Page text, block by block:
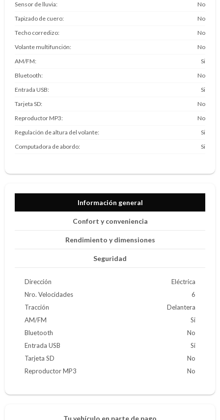
Sensor de lluvia
No
Tapizado de cuero
No
Techo corredizo
No
Volante multifunción
No
AM/FM
Si
Bluetooth
No
Entrada USB
Si
Tarjeta SD
No
Reproductor MP3
No
Regulación de altura del volante
Si
Computadora de abordo
Si
Información general
Confort y conveniencia
Rendimiento y dimensiones
Seguridad
Dirección
Eléctrica
Nro. Velocidades
6
Tracción
Delantera
AM/FM
Si
Bluetooth
No
Entrada USB
Si
Tarjeta SD
No
Reproductor MP3
No
Tu vehículo en parte de pago